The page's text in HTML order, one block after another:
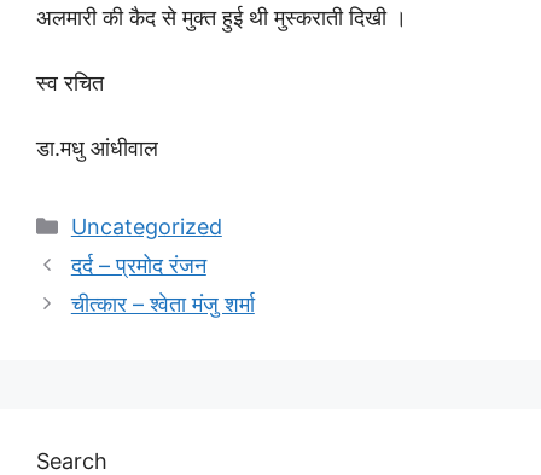
अलमारी की कैद से मुक्त हुई थी मुस्कराती दिखी ।
स्व रचित
डा.मधु आंधीवाल
Categories
Uncategorized
दर्द – प्रमोद रंजन
चीत्कार – श्वेता मंजु शर्मा
Search